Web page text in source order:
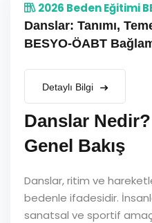
2026 Beden Eğitimi
Danslar: Tanımı,
BESYO-ÖABT
Detaylı Bilgi
Danslar Nedir?
Genel Bakış
Danslar, ritim ve
bedenle ifadesidir.
sanatsal ve sportif